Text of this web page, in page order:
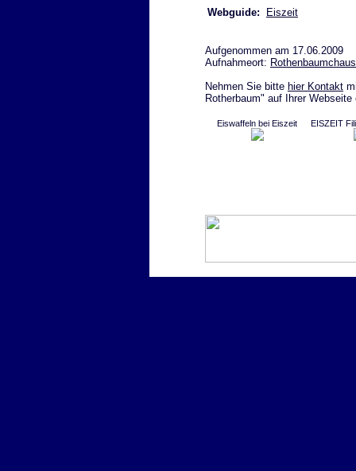
Webguide: Eiszeit
Aufgenommen am 17.06.2009
Aufnahmeort:
Nehmen Sie bitte hier Kontakt
Rotherbaum" auf Ihrer
Eiswaffeln bei Eiszeit EISZEIT